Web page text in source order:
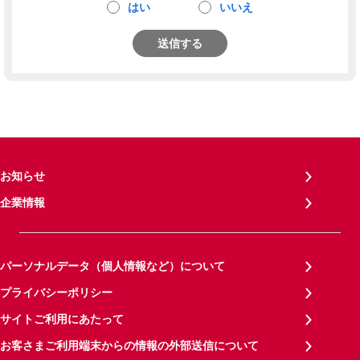
はい いいえ
送信する
お知らせ
企業情報
パーソナルデータ（個人情報など）について
プライバシーポリシー
サイトご利用にあたって
お客さまご利用端末からの情報の外部送信について